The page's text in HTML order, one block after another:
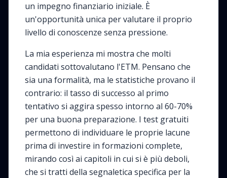
un impegno finanziario iniziale. È
un'opportunità unica per valutare il proprio
livello di conoscenze senza pressione.
La mia esperienza mi mostra che molti
candidati sottovalutano l'ETM. Pensano che
sia una formalità, ma le statistiche provano il
contrario: il tasso di successo al primo
tentativo si aggira spesso intorno al 60-70%
per una buona preparazione. I test gratuiti
permettono di individuare le proprie lacune
prima di investire in formazioni complete,
mirando così ai capitoli in cui si è più deboli,
che si tratti della segnaletica specifica per la